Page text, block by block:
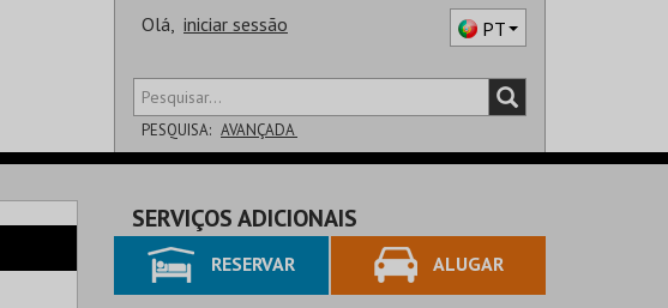
Olá, iniciar sessão PT
PESQUISA: AVANÇADA
SALA
SERVIÇOS ADICIONAIS
RESERVAR ALUGAR